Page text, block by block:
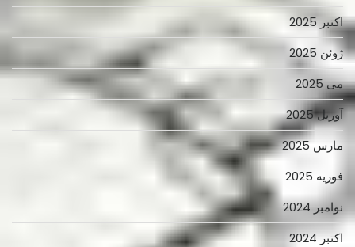
اکتبر 2025
ژوئن 2025
می 2025
آوریل 2025
مارس 2025
فوریه 2025
نوامبر 2024
اکتبر 2024